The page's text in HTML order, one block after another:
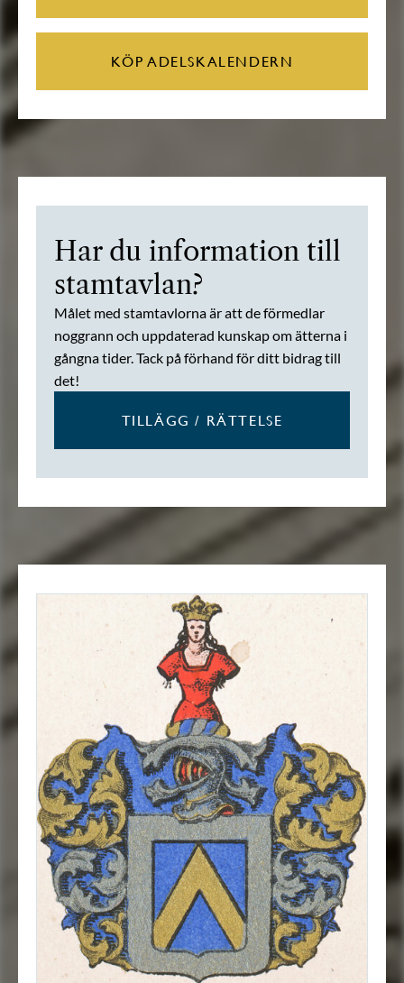
KÖP ADELSKALENDERN
Har du information till
stamtavlan?
Målet med stamtavlorna är att de förmedlar
noggrann och uppdaterad kunskap om ätterna i
gångna tider. Tack på förhand för ditt bidrag till
det!
TILLÄGG / RÄTTELSE